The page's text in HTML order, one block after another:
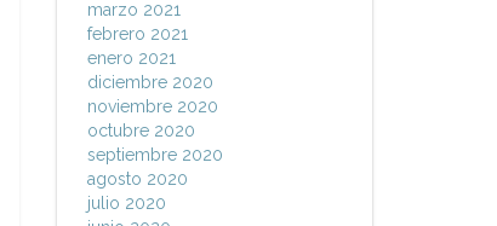
marzo 2021
febrero 2021
enero 2021
diciembre 2020
noviembre 2020
octubre 2020
septiembre 2020
agosto 2020
julio 2020